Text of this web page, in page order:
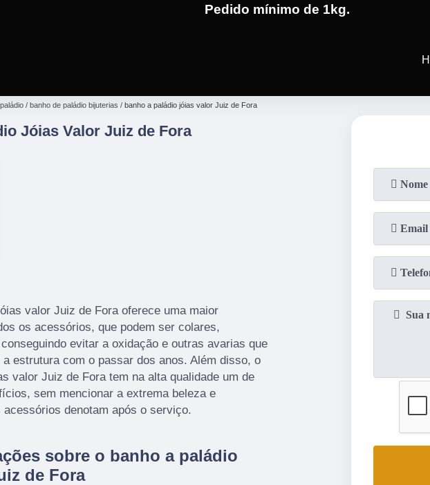
Pedido mínimo de 1kg.
3701-4682 (19)99991-5597
banho de paládio bijuterias banho a paládio jóias valor Juiz de Fora
Jóias Valor Juiz de Fora
valor Juiz de Fora oferece uma maior
os acessórios, que podem ser colares,
evitar a oxidação e outras avarias que
a estrutura com o passar dos anos. Além disso, o
valor Juiz de Fora tem na alta qualidade um de
sem mencionar a extrema beleza e
denotam após o serviço.
sobre o banho a paládio
de Fora